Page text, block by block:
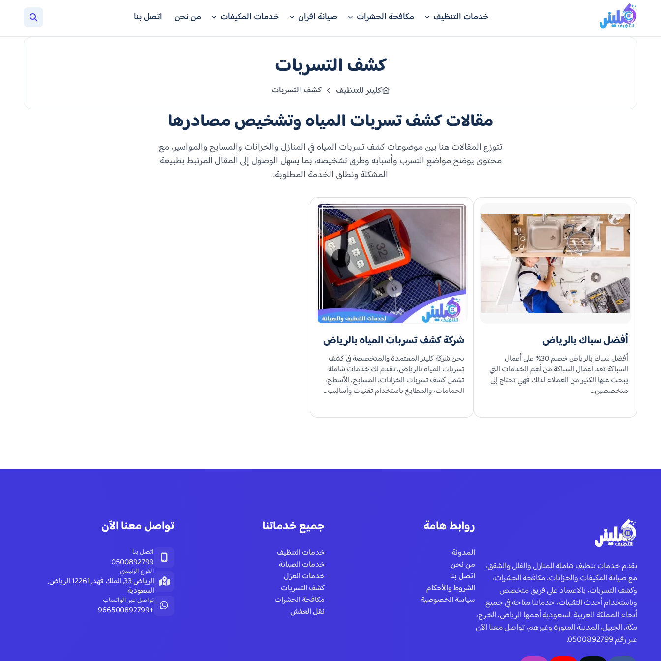
خدمات التنظيف مكافحة الحشرات صيانة افران خدمات المكيفات من نحن اتصل بنا
كشف التسربات
كلينر للتنظيف كشف التسربات
مقالات كشف تسربات المياه وتشخيص مصادرها
تتوزع المقالات هنا بين موضوعات كشف تسربات المياه في المنازل والخزانات والمسابح والمواسير، مع
محتوى يوضح مواضع التسرب وأسبابه وطرق تشخيصه، بما يسهل الوصول إلى المقال المرتبط بطبيعة
المشكلة ونطاق الخدمة المطلوبة.
أفضل سباك بالرياض
أفضل سباك بالرياض خصم 30% على أعمال
السباكة تعد أعمال السباكة من أهم الخدمات التي
يبحث عنها الكثير من العملاء لذلك فهي تحتاج إلى
متخصصين…
شركة كشف تسربات المياه​ بالرياض
نحن شركة كلينر المعتمدة والمتخصصة في كشف
تسربات المياه بالرياض، نقدم لك خدمات شاملة
تشمل كشف تسربات الخزانات، المسابح، الأسطح،
الحمامات، والمطابخ باستخدام تقنيات وأساليب…
نقدم خدمات تنظيف شاملة للمنازل والفلل والشقق،
مع صيانة المكيفات والخزانات، مكافحة الحشرات،
وكشف التسربات، بالاعتماد على فريق متخصص
وباستخدام أحدث التقنيات، خدماتنا متاحة في جميع
أنحاء المملكة العربية السعودية أهمها الرياض، الخرج،
مكة، الجبيل، المدينة المنورة وغيرهم، تواصل معنا الآن
عبر رقم 0500892799.
روابط هامة
المدونة
من نحن
اتصل بنا
الشروط والأحكام
سياسة الخصوصية
جميع خدماتنا
خدمات التنظيف
خدمات الصيانة
خدمات العزل
كشف التسربات
مكافحة الحشرات
نقل العفش
تواصل معنا الآن
اتصل بنا
0500892799
الفرع الرئيسي
الرياض 33, الملك فهد, 12261 الرياض,
السعودية
تواصل عبر الواتساب
+966500892799